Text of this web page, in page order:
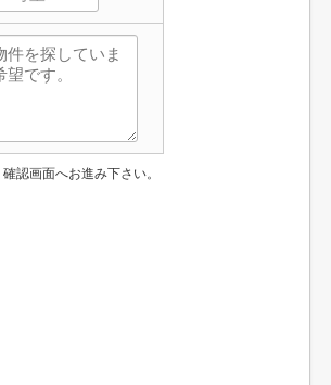
認画面へお進み下さい。